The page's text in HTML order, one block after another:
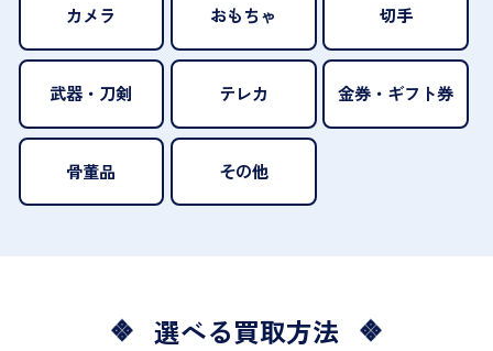
カメラ おもちゃ 切手
武器・刀剣 テレカ 金券・ギフト券
骨董品 その他
選べる買取方法